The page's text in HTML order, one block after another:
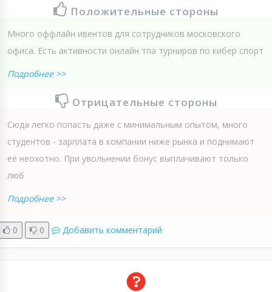
Положительные стороны
Много оффлайн ивентов для сотрудников московского
офиса. Есть активности онлайн тпа турниров по кибер спорт
Подробнее >>
Отрицательные стороны
Сюда легко попасть даже с минимальным опытом, много
студентов - зарплата в компании ниже рынка и поднимают
её неохотно. При увольнении бонус выплачивают только
люб
Подробнее >>
0 0 Добавить комментарий